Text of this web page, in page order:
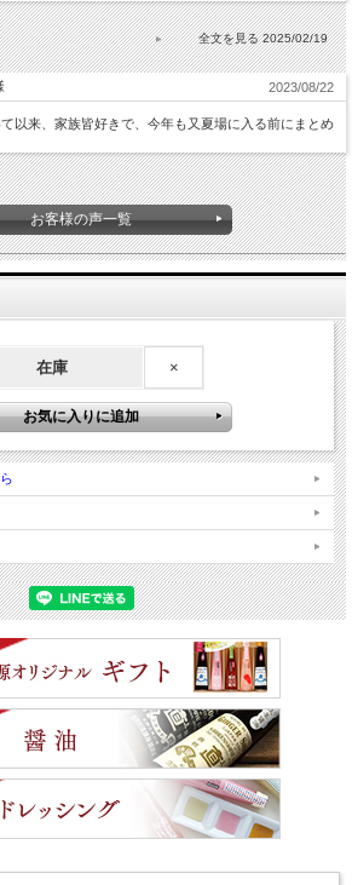
2025/02/19
2023/08/22
以来、家族皆好きで、今年も又夏場に入る前にまとめ
お客様の声一覧
在庫 ×